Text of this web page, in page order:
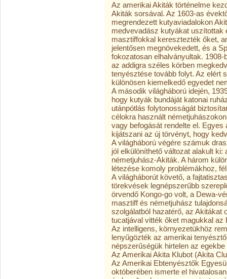
Az amerikai Akiták történelme
Akiták sorsával. Az 1603-as
megrendezett kutyaviadalokon
medvevadász kutyákat uszítottak
masztiffokkal keresztezték őket,
jelentősen megnövekedett, és a
fokozatosan elhalványultak.
az addigra széles körben
tenyésztése tovább folyt. Az elért
különösen kiemelkedő egyedet
A második világháború idején,
hogy kutyák bundáját katonai
utánpótlás folytonosságát
célokra használt
vagy befogását rendelte el.
kijátszani az új törvényt, hogy
A világháború végére számuk
jól elkülöníthető változat alakult
németjuhász-Akiták. A három
létezése komoly problémákhoz,
A világháborút követő, a
törekvések legnépszerűbb
örvendő Kongo-go volt, a Dewa-
masztiff és németjuhász
szolgálatból hazatérő, az Akitákat
tucatjával vitték őket magukkal az
Az intelligens, környezetükhöz
lenyűgözték az amerikai
népszerűségük hirtelen az
Az Amerikai Akita Klubot (Akita
Az Amerikai Ebtenyésztők
októberében ismerte el